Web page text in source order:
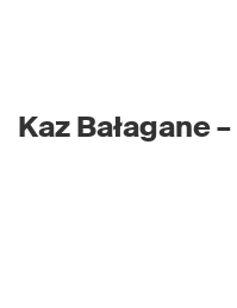
Kaz Bałagane –